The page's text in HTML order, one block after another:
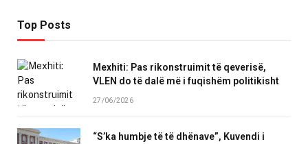
Top Posts
Mexhiti: Pas rikonstruimit të qeverisë,
VLEN do të dalë më i fuqishëm politikisht
27/06/2026
“S’ka humbje të të dhënave”, Kuvendi i